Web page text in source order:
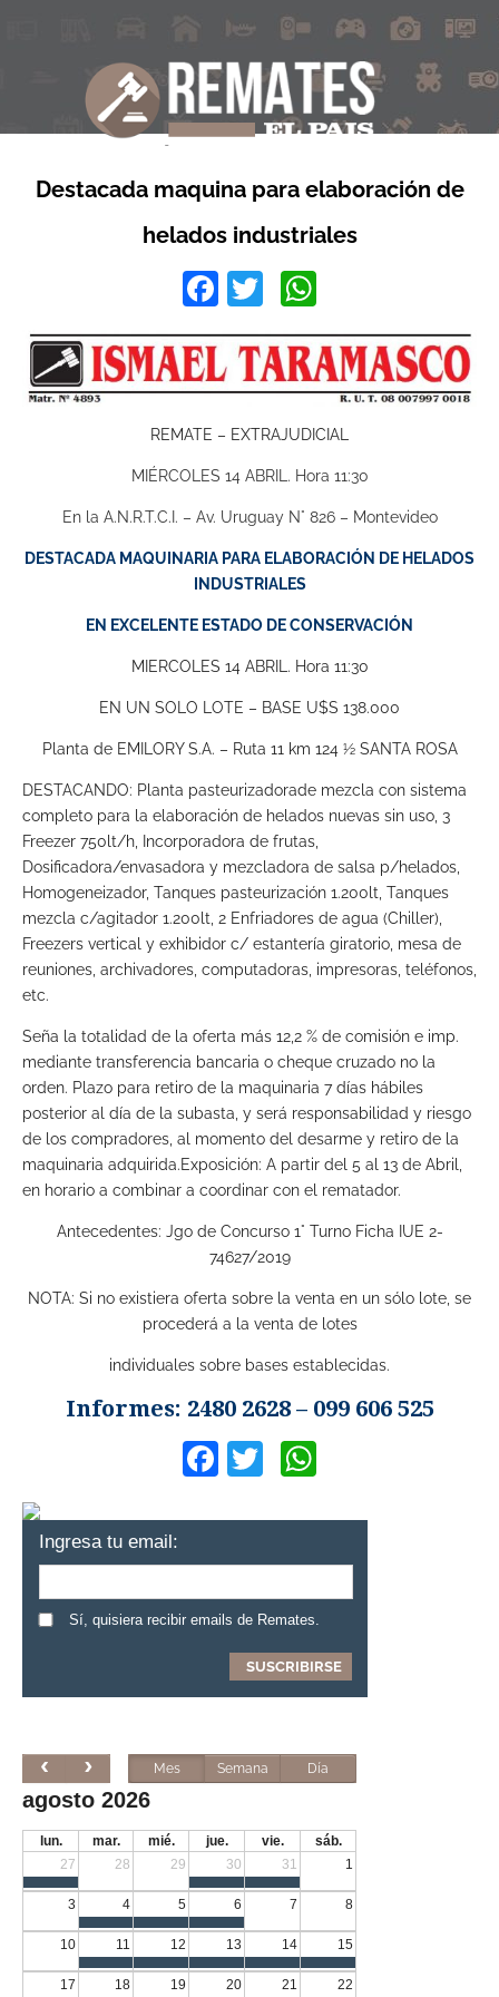
Destacada maquina para elaboración de
helados industriales
Facebook
Twitter
REMATE – EXTRAJUDICIAL
MIÉRCOLES 14 ABRIL. Hora 11:30
En la A.N.R.T.C.I. – Av. Uruguay N° 826 – Montevideo
DESTACADA MAQUINARIA PARA ELABORACIÓN DE HELADOS
INDUSTRIALES
EN EXCELENTE ESTADO DE CONSERVACIÓN
MIERCOLES 14 ABRIL. Hora 11:30
EN UN SOLO LOTE – BASE U$S 138.000
Planta de EMILORY S.A. – Ruta 11 km 124 ½ SANTA ROSA
DESTACANDO: Planta pasteurizadorade mezcla con sistema
completo para la elaboración de helados nuevas sin uso, 3
Freezer 750lt/h, Incorporadora de frutas,
Dosificadora/envasadora y mezcladora de salsa p/helados,
Homogeneizador, Tanques pasteurización 1.200lt, Tanques
mezcla c/agitador 1.200lt, 2 Enfriadores de agua (Chiller),
Freezers vertical y exhibidor c/ estantería giratorio, mesa de
reuniones, archivadores, computadoras, impresoras, teléfonos,
etc.
Seña la totalidad de la oferta más 12,2 % de comisión e imp.
mediante transferencia bancaria o cheque cruzado no la
orden. Plazo para retiro de la maquinaria 7 días hábiles
posterior al día de la subasta, y será responsabilidad y riesgo
de los compradores, al momento del desarme y retiro de la
maquinaria adquirida.Exposición: A partir del 5 al 13 de Abril,
en horario a combinar a coordinar con el rematador.
Antecedentes: Jgo de Concurso 1° Turno Ficha IUE 2-
74627/2019
NOTA: Si no existiera oferta sobre la venta en un sólo lote, se
procederá a la venta de lotes
individuales sobre bases establecidas.
Informes: 2480 2628 – 099 606 525
Facebook
Twitter
Ingresa tu email:
Sí, quisiera recibir emails de Remates.
Mes Semana Día
agosto 2026
lun. mar. mié. jue. vie.
sáb.
27
28 29 30 31 1
3 4 5 6 7 8
10 11 12 13 14 15
17 18 19 20 21 22